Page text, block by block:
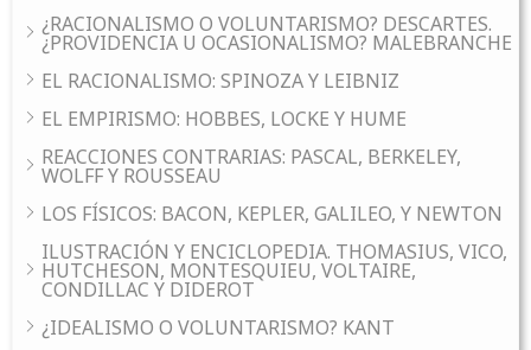
¿RACIONALISMO O VOLUNTARISMO? DESCARTES.
¿PROVIDENCIA U OCASIONALISMO? MALEBRANCHE
EL RACIONALISMO: SPINOZA Y LEIBNIZ
EL EMPIRISMO: HOBBES, LOCKE Y HUME
REACCIONES CONTRARIAS: PASCAL, BERKELEY,
WOLFF Y ROUSSEAU
LOS FÍSICOS: BACON, KEPLER, GALILEO, Y NEWTON
ILUSTRACIÓN Y ENCICLOPEDIA. THOMASIUS, VICO,
HUTCHESON, MONTESQUIEU, VOLTAIRE,
CONDILLAC Y DIDEROT
¿IDEALISMO O VOLUNTARISMO? KANT